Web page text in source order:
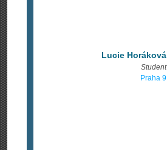
Lucie Horáková
Student
Praha 9